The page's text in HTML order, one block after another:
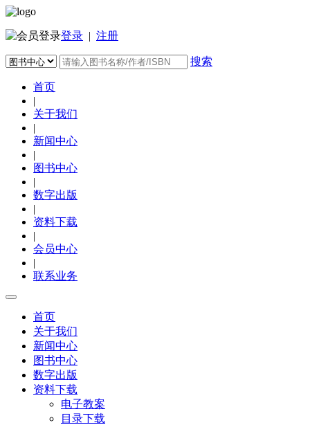
登录 | 注册
搜索
首页
|
关于我们
|
新闻中心
|
图书中心
|
数字出版
|
资料下载
|
会员中心
|
联系业务
首页
关于我们
新闻中心
图书中心
数字出版
资料下载
电子教案
目录下载